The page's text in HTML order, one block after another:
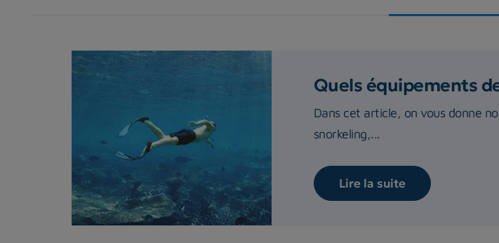
Quels équipements
Dans cet article, on vous donne
snorkeling,...
Lire la suite